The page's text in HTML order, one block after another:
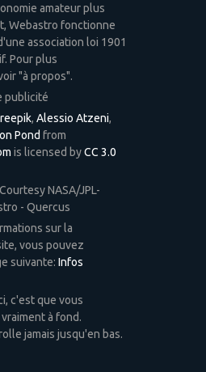
amateur plus
Webastro fonctionne
association loi 1901
Pour plus
"à propos".
publicité
, Alessio Atzeni,
Pond from
is licensed byCC 3.0
NASA/JPL-
- Quercus
sur la
vous pouvez
suivante: Infos
c'est que vous
à fond.
jamais jusqu'en bas.